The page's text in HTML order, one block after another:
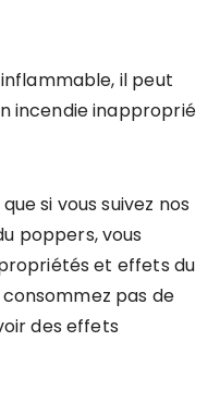
il peut
incendie inapproprié
si vous suivez nos
poppers, vous
et effets du
pas de
des effets